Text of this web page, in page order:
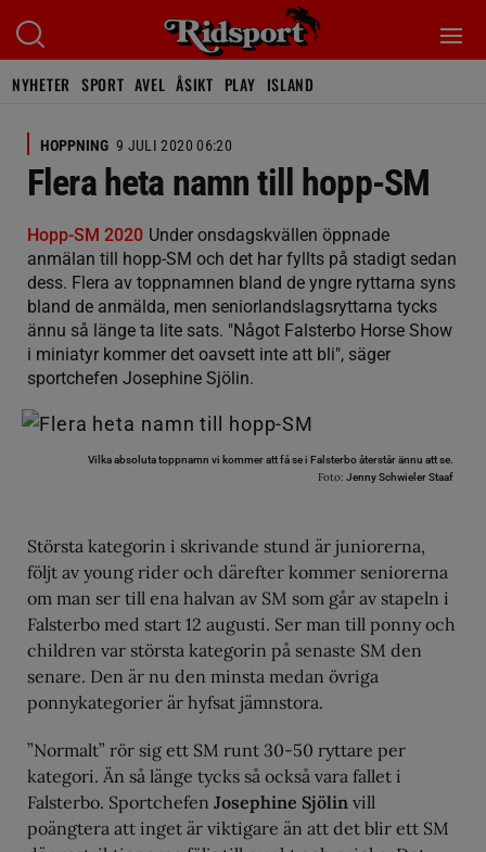
NYHETER SPORT AVEL ÅSIKT PLAY ISLAND
HOPPNING 9 JULI 2020 06:20
Flera heta namn till hopp-SM
Hopp-SM 2020 Under onsdagskvällen öppnade
anmälan till hopp-SM och det har fyllts på stadigt sedan
dess. Flera av toppnamnen bland de yngre ryttarna syns
bland de anmälda, men seniorlandslagsryttarna tycks
ännu så länge ta lite sats. "Något Falsterbo Horse Show
i miniatyr kommer det oavsett inte att bli", säger
sportchefen Josephine Sjölin.
Vilka absoluta toppnamn vi kommer att få se i Falsterbo återstår ännu att se.
Foto: Jenny Schwieler Staaf
Största kategorin i skrivande stund är juniorerna,
följt av young rider och därefter kommer seniorerna
om man ser till ena halvan av SM som går av stapeln i
Falsterbo med start 12 augusti. Ser man till ponny och
children var största kategorin på senaste SM den
senare. Den är nu den minsta medan övriga
ponnykategorier är hyfsat jämnstora.
”Normalt” rör sig ett SM runt 30-50 ryttare per
kategori. Än så länge tycks så också vara fallet i
Falsterbo. Sportchefen Josephine Sjölin vill
poängtera att inget är viktigare än att det blir ett SM